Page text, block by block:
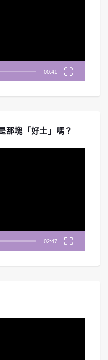
00:41
那塊「好土」嗎？
02:47